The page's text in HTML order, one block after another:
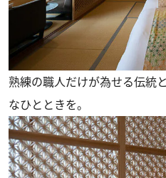
熟練の職人だけが為せる伝統
なひとときを。